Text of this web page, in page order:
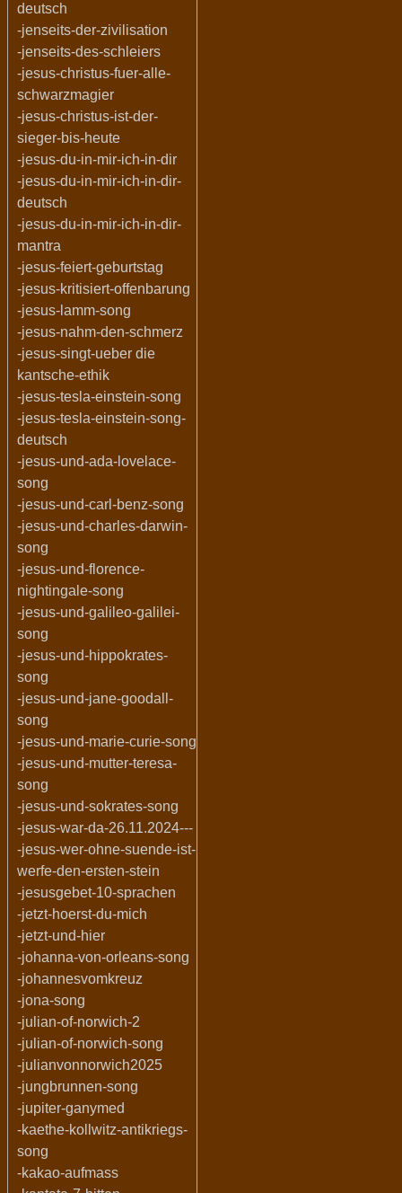
deutsch
-jenseits-der-zivilisation
-jenseits-des-schleiers
-jesus-christus-fuer-alle-
schwarzmagier
-jesus-christus-ist-der-
sieger-bis-heute
-jesus-du-in-mir-ich-in-dir
-jesus-du-in-mir-ich-in-dir-
deutsch
-jesus-du-in-mir-ich-in-dir-
mantra
-jesus-feiert-geburtstag
-jesus-kritisiert-offenbarung
-jesus-lamm-song
-jesus-nahm-den-schmerz
-jesus-singt-ueber die
kantsche-ethik
-jesus-tesla-einstein-song
-jesus-tesla-einstein-song-
deutsch
-jesus-und-ada-lovelace-
song
-jesus-und-carl-benz-song
-jesus-und-charles-darwin-
song
-jesus-und-florence-
nightingale-song
-jesus-und-galileo-galilei-
song
-jesus-und-hippokrates-
song
-jesus-und-jane-goodall-
song
-jesus-und-marie-curie-song
-jesus-und-mutter-teresa-
song
-jesus-und-sokrates-song
-jesus-war-da-26.11.2024---
-jesus-wer-ohne-suende-ist-
werfe-den-ersten-stein
-jesusgebet-10-sprachen
-jetzt-hoerst-du-mich
-jetzt-und-hier
-johanna-von-orleans-song
-johannesvomkreuz
-jona-song
-julian-of-norwich-2
-julian-of-norwich-song
-julianvonnorwich2025
-jungbrunnen-song
-jupiter-ganymed
-kaethe-kollwitz-antikriegs-
song
-kakao-aufmass